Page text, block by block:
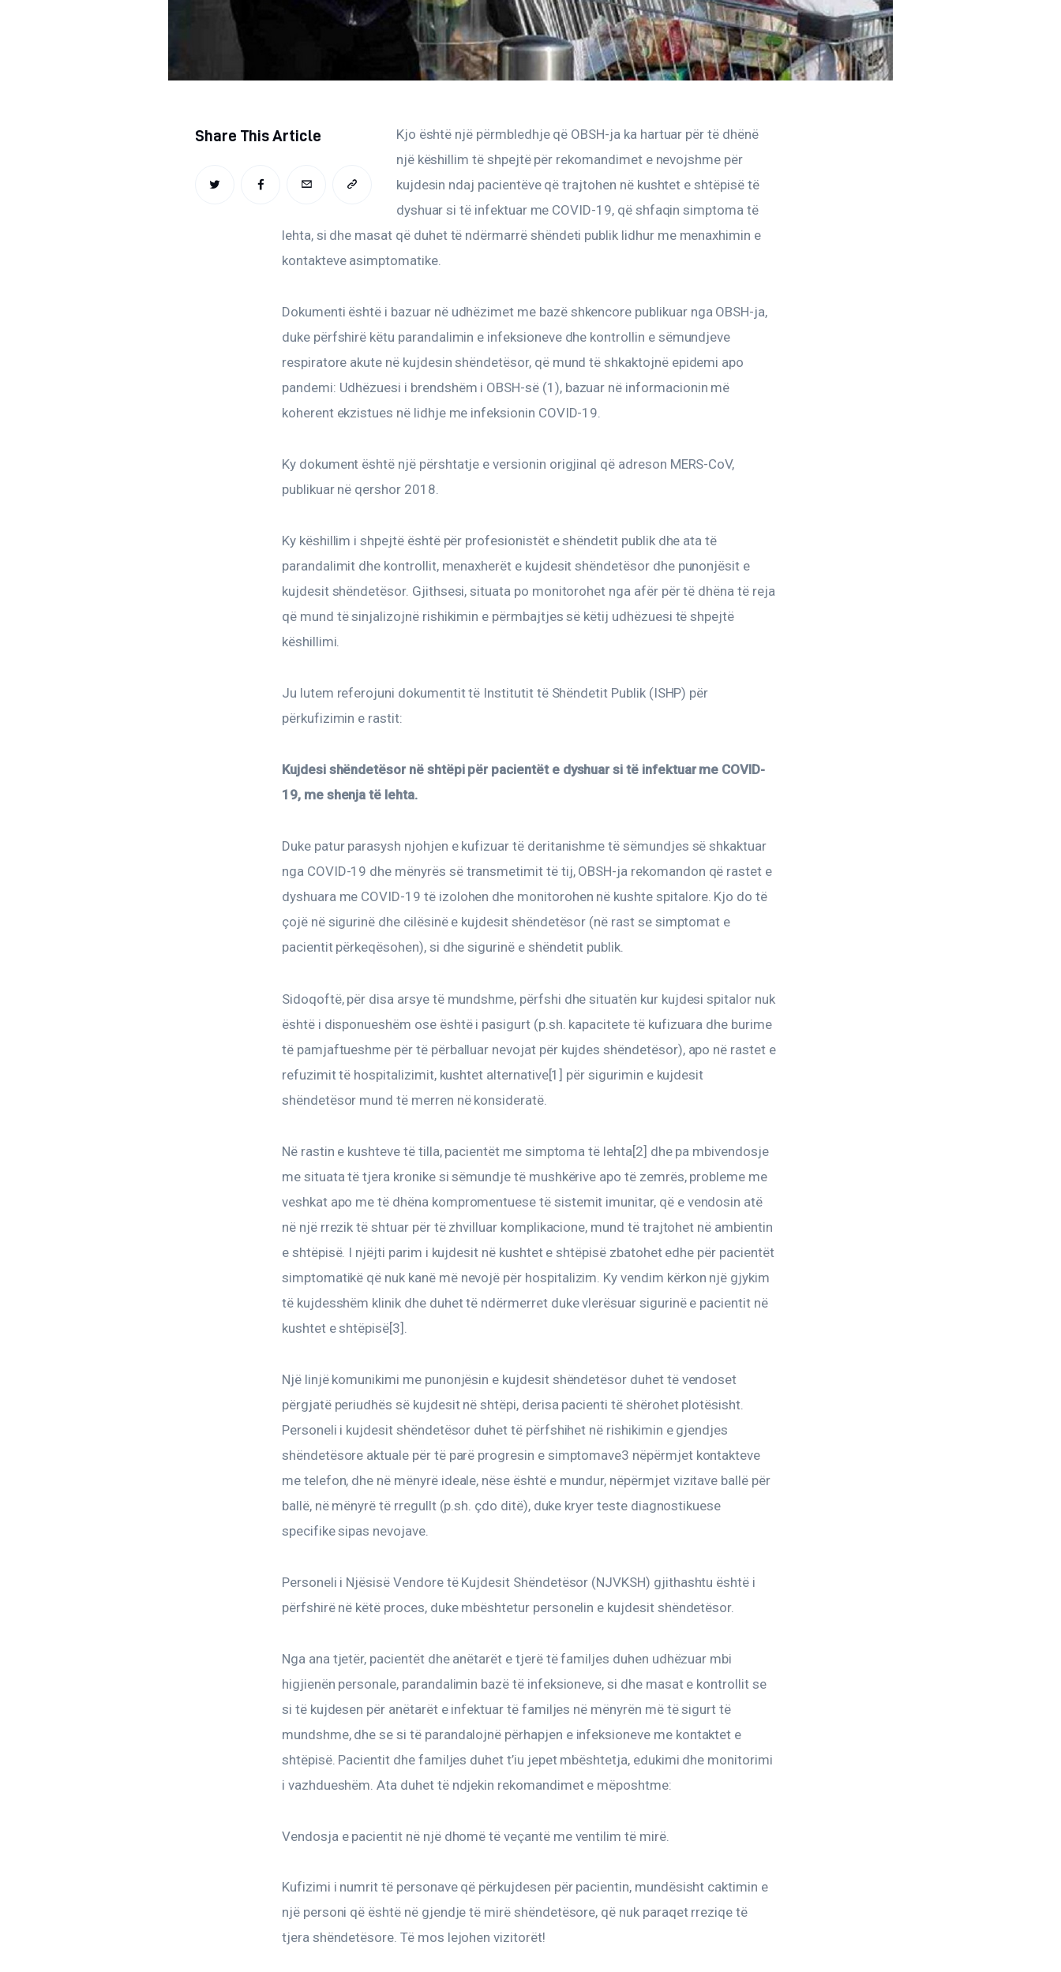
Share This Article
TWITTERFACEBOOKEMAIL COPY
TO
Kjo është një përmbledhje që OBSH-ja ka hartuar për të dhënë
një këshillim të shpejtë për rekomandimet e nevojshme për
kujdesin ndaj pacientëve që trajtohen në kushtet e shtëpisë të
dyshuar si të infektuar me COVID-19, që shfaqin simptoma të
lehta, si dhe masat që duhet të ndërmarrë shëndeti publik lidhur me menaxhimin e
kontakteve asimptomatike.
Dokumenti është i bazuar në udhëzimet me bazë shkencore publikuar nga OBSH-ja,
duke përfshirë këtu parandalimin e infeksioneve dhe kontrollin e sëmundjeve
respiratore akute në kujdesin shëndetësor, që mund të shkaktojnë epidemi apo
pandemi: Udhëzuesi i brendshëm i OBSH-së (1), bazuar në informacionin më
koherent ekzistues në lidhje me infeksionin COVID-19.
Ky dokument është një përshtatje e versionin origjinal që adreson MERS-CoV,
publikuar në qershor 2018.
Ky këshillim i shpejtë është për profesionistët e shëndetit publik dhe ata të
parandalimit dhe kontrollit, menaxherët e kujdesit shëndetësor dhe punonjësit e
kujdesit shëndetësor. Gjithsesi, situata po monitorohet nga afër për të dhëna të reja
që mund të sinjalizojnë rishikimin e përmbajtjes së këtij udhëzuesi të shpejtë
këshillimi.
Ju lutem referojuni dokumentit të Institutit të Shëndetit Publik (ISHP) për
përkufizimin e rastit:
Kujdesi shëndetësor në shtëpi për pacientët e dyshuar si të infektuar me COVID-
19, me shenja të lehta.
Duke patur parasysh njohjen e kufizuar të deritanishme të sëmundjes së shkaktuar
nga COVID-19 dhe mënyrës së transmetimit të tij, OBSH-ja rekomandon që rastet e
dyshuara me COVID-19 të izolohen dhe monitorohen në kushte spitalore. Kjo do të
çojë në sigurinë dhe cilësinë e kujdesit shëndetësor (në rast se simptomat e
pacientit përkeqësohen), si dhe sigurinë e shëndetit publik.
Sidoqoftë, për disa arsye të mundshme, përfshi dhe situatën kur kujdesi spitalor nuk
është i disponueshëm ose është i pasigurt (p.sh. kapacitete të kufizuara dhe burime
të pamjaftueshme për të përballuar nevojat për kujdes shëndetësor), apo në rastet e
refuzimit të hospitalizimit, kushtet alternative[1] për sigurimin e kujdesit
shëndetësor mund të merren në konsideratë.
Në rastin e kushteve të tilla, pacientët me simptoma të lehta[2] dhe pa mbivendosje
me situata të tjera kronike si sëmundje të mushkërive apo të zemrës, probleme me
veshkat apo me të dhëna kompromentuese të sistemit imunitar, që e vendosin atë
në një rrezik të shtuar për të zhvilluar komplikacione, mund të trajtohet në ambientin
e shtëpisë. I njëjti parim i kujdesit në kushtet e shtëpisë zbatohet edhe për pacientët
simptomatikë që nuk kanë më nevojë për hospitalizim. Ky vendim kërkon një gjykim
të kujdesshëm klinik dhe duhet të ndërmerret duke vlerësuar sigurinë e pacientit në
kushtet e shtëpisë[3].
Një linjë komunikimi me punonjësin e kujdesit shëndetësor duhet të vendoset
përgjatë periudhës së kujdesit në shtëpi, derisa pacienti të shërohet plotësisht.
Personeli i kujdesit shëndetësor duhet të përfshihet në rishikimin e gjendjes
shëndetësore aktuale për të parë progresin e simptomave3 nëpërmjet kontakteve
me telefon, dhe në mënyrë ideale, nëse është e mundur, nëpërmjet vizitave ballë për
ballë, në mënyrë të rregullt (p.sh. çdo ditë), duke kryer teste diagnostikuese
specifike sipas nevojave.
Personeli i Njësisë Vendore të Kujdesit Shëndetësor (NJVKSH) gjithashtu është i
përfshirë në këtë proces, duke mbështetur personelin e kujdesit shëndetësor.
Nga ana tjetër, pacientët dhe anëtarët e tjerë të familjes duhen udhëzuar mbi
higjienën personale, parandalimin bazë të infeksioneve, si dhe masat e kontrollit se
si të kujdesen për anëtarët e infektuar të familjes në mënyrën më të sigurt të
mundshme, dhe se si të parandalojnë përhapjen e infeksioneve me kontaktet e
shtëpisë. Pacientit dhe familjes duhet t’iu jepet mbështetja, edukimi dhe monitorimi
i vazhdueshëm. Ata duhet të ndjekin rekomandimet e mëposhtme:
Vendosja e pacientit në një dhomë të veçantë me ventilim të mirë.
Kufizimi i numrit të personave që përkujdesen për pacientin, mundësisht caktimin e
një personi që është në gjendje të mirë shëndetësore, që nuk paraqet rreziqe të
tjera shëndetësore. Të mos lejohen vizitorët!